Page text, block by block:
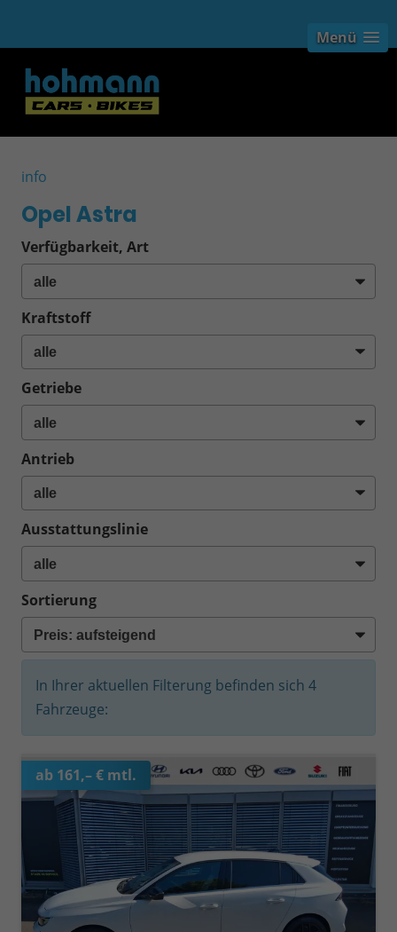
Menü
info
Opel Astra
Verfügbarkeit, Art
Kraftstoff
Getriebe
Antrieb
Ausstattungslinie
Sortierung
In Ihrer aktuellen Filterung befinden sich 4
Fahrzeuge:
ab 161,– € mtl.